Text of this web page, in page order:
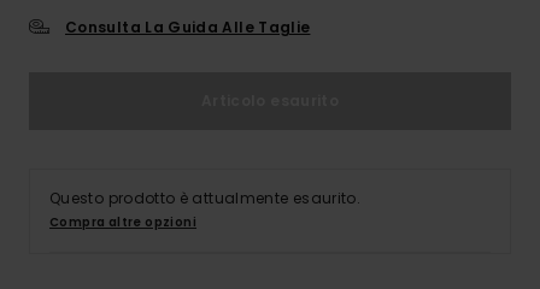
Consulta La Guida Alle Taglie
Questo prodotto è attualmente esaurito.
Compra altre opzioni